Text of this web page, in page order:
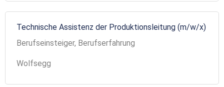
Technische Assistenz der Produktionsleitung (m/w/x)
Berufseinsteiger, Berufserfahrung
Wolfsegg